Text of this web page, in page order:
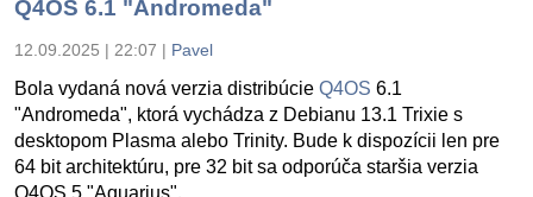
Q4OS 6.1 "Andromeda"
12.09.2025 | 22:07 | Pavel
Bola vydaná nová verzia distribúcie Q4OS 6.1
"Andromeda", ktorá vychádza z Debianu 13.1 Trixie s
desktopom Plasma alebo Trinity. Bude k dispozícii len pre
64 bit architektúru, pre 32 bit sa odporúča staršia verzia